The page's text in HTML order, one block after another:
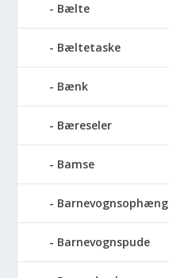
Bælte
Bæltetaske
Bænk
Bæreseler
Bamse
Barnevognsophæng
Barnevognspude